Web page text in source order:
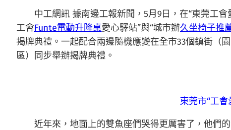
中工網訊 據南邊工報新聞，5月9日，在“東莞工會
工會Funte電動升降桌愛心驛站”與“城市辦久坐椅子推
揭牌典禮。一起配合兩邊隨機應變在全市33個鎮街（
區）同步舉辦揭牌典禮。
東莞市“工會
近年來，地面上的雙魚座們哭得更厲害了，他們的